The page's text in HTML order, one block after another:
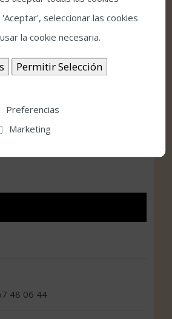
48 06 44
seleccionar las cookies
la cookie necesaria.
Preferencias
Marketing